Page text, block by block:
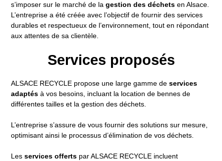
s’imposer sur le marché de lagestion des déchets en Alsace.
L’entreprise a été créée avec l’objectif de fournir des services
durables et respectueux de l’environnement, tout en répondant
aux attentes de sa clientèle.
Services proposés
ALSACE RECYCLE propose une large gamme deservices
adaptés à vos besoins, incluant la location de bennes de
différentes tailles et la gestion des déchets.
L’entreprise s’assure de vous fournir des solutions sur mesure,
optimisant ainsi le processus d’élimination de vos déchets.
Lesservices offerts par ALSACE RECYCLE incluent